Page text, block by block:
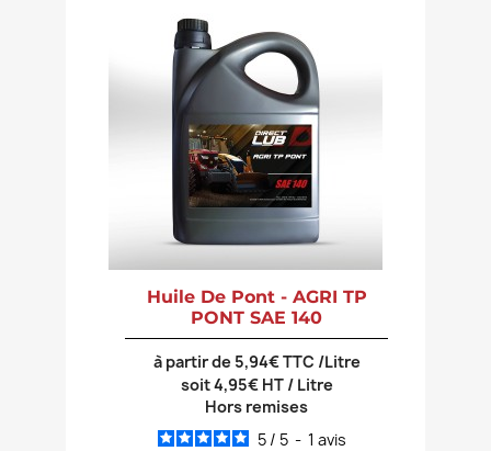
Huile De Pont - AGRI TP
PONT SAE 140
à partir de 5,94€ TTC /Litre
soit 4,95€ HT / Litre
Hors remises
5 / 5 - 1 avis